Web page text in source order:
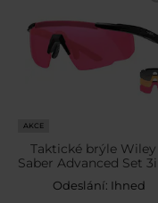
AKCE
Taktické brýle Wiley
Saber Advanced Set
Smoke / Rust /
/ Matte Black
Odeslání: Ihned